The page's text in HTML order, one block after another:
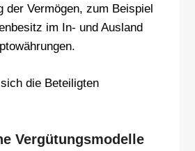
der Vermögen, zum Beispiel
im In- und Ausland
die Beteiligten
Vergütungsmodelle